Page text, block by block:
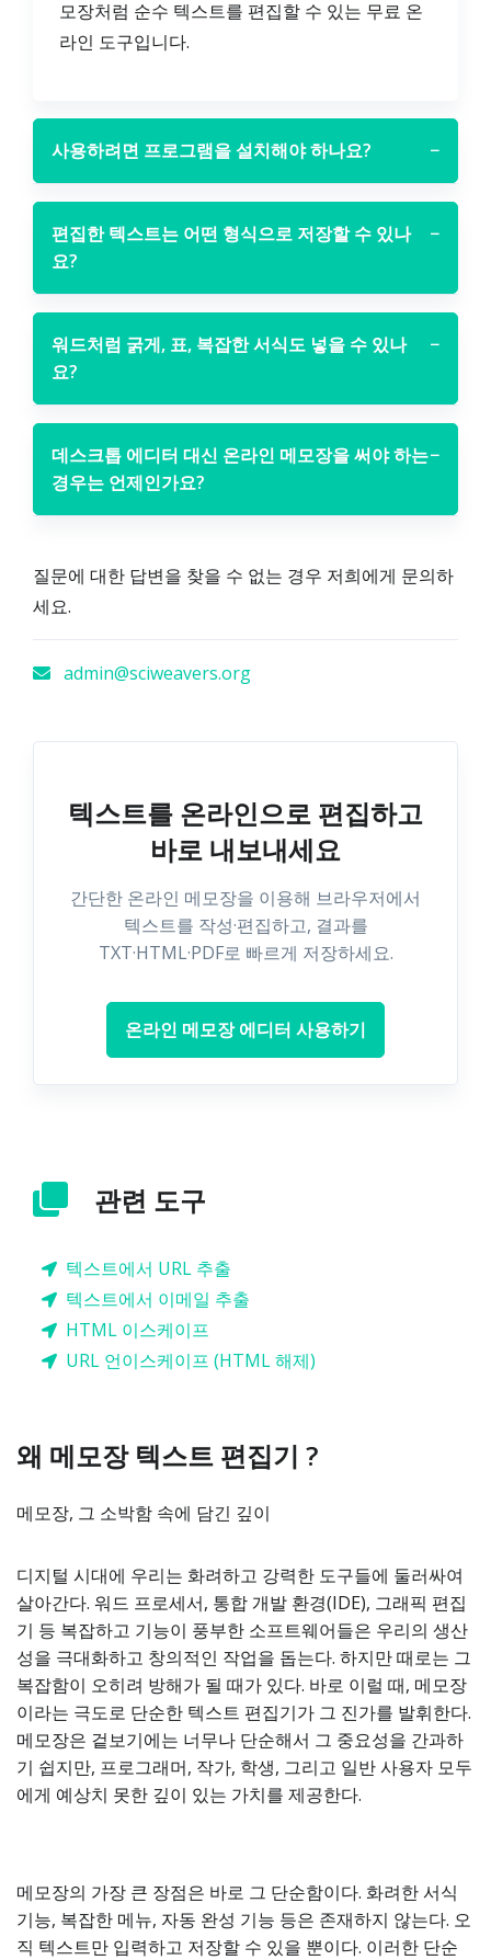
모장처럼 순수 텍스트를 편집할 수 있는 무료 온
라인 도구입니다.
사용하려면 프로그램을 설치해야 하나요? −
편집한 텍스트는 어떤 형식으로 저장할 수 있나
요?
−
워드처럼 굵게, 표, 복잡한 서식도 넣을 수 있나
요?
−
데스크톱 에디터 대신 온라인 메모장을 써야 하는
경우는 언제인가요?
−
질문에 대한 답변을 찾을 수 없는 경우 저희에게 문의하
세요.
admin@sciweavers.org
텍스트를 온라인으로 편집하고
바로 내보내세요
간단한 온라인 메모장을 이용해 브라우저에서
텍스트를 작성·편집하고, 결과를
TXT·HTML·PDF로 빠르게 저장하세요.
온라인 메모장 에디터 사용하기
관련 도구
텍스트에서 URL 추출
텍스트에서 이메일 추출
HTML 이스케이프
URL 언이스케이프 (HTML 해제)
왜 메모장 텍스트 편집기 ?
메모장, 그 소박함 속에 담긴 깊이
디지털 시대에 우리는 화려하고 강력한 도구들에 둘러싸여
살아간다. 워드 프로세서, 통합 개발 환경(IDE), 그래픽 편집
기 등 복잡하고 기능이 풍부한 소프트웨어들은 우리의 생산
성을 극대화하고 창의적인 작업을 돕는다. 하지만 때로는 그
복잡함이 오히려 방해가 될 때가 있다. 바로 이럴 때, 메모장
이라는 극도로 단순한 텍스트 편집기가 그 진가를 발휘한다.
메모장은 겉보기에는 너무나 단순해서 그 중요성을 간과하
기 쉽지만, 프로그래머, 작가, 학생, 그리고 일반 사용자 모두
에게 예상치 못한 깊이 있는 가치를 제공한다.
메모장의 가장 큰 장점은 바로 그 단순함이다. 화려한 서식
기능, 복잡한 메뉴, 자동 완성 기능 등은 존재하지 않는다. 오
직 텍스트만 입력하고 저장할 수 있을 뿐이다. 이러한 단순